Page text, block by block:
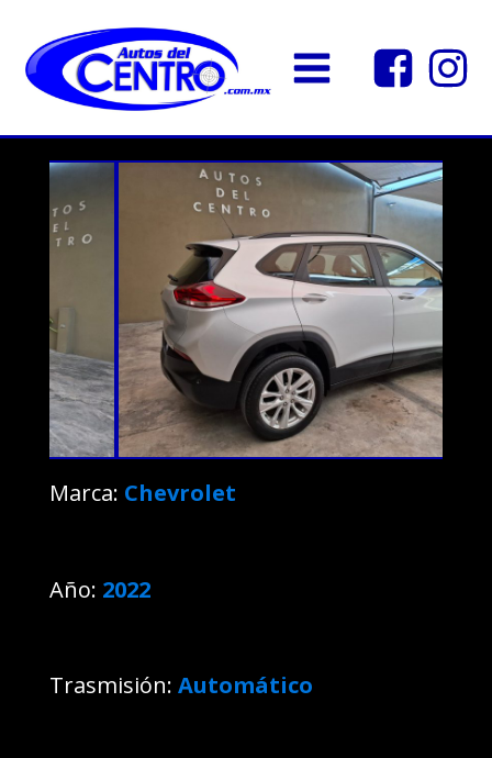
Marca: Chevrolet
Año: 2022
Trasmisión: Automático